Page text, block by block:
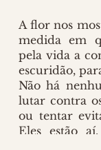
A flor nos
medida em
pela vida a
escuridão,
Não há
lutar contra
ou tentar
Eles estão